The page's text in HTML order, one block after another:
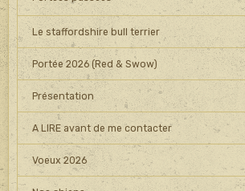
Le staffordshire bull terrier
Portée 2026 (Red & Swow)
Présentation
A LIRE avant de me contacter
Voeux 2026